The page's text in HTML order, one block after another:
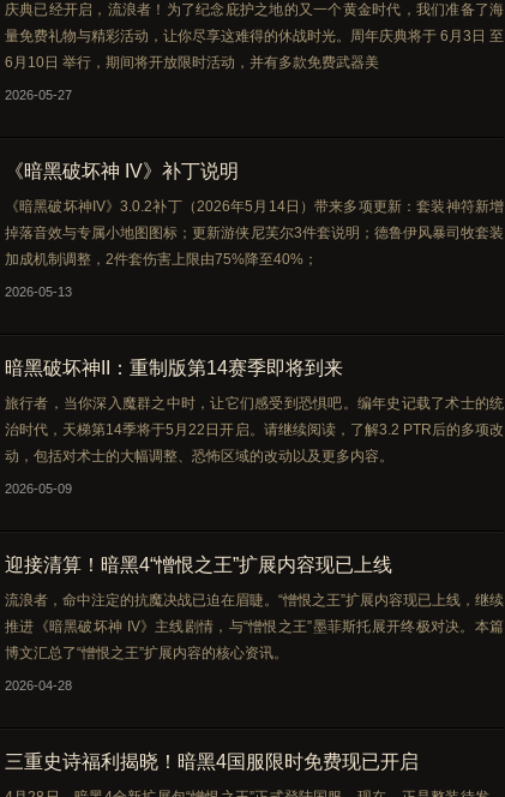
庆典已经开启，流浪者！为了纪念庇护之地的又一个黄金时代，我们准备了海
量免费礼物与精彩活动，让你尽享这难得的休战时光。周年庆典将于 6月3日 至
6月10日 举行，期间将开放限时活动，并有多款免费武器美
2026-05-27
《暗黑破坏神 IV》补丁说明
《暗黑破坏神IV》3.0.2补丁（2026年5月14日）带来多项更新：套装神符新增
掉落音效与专属小地图图标；更新游侠尼芙尔3件套说明；德鲁伊风暴司牧套装
加成机制调整，2件套伤害上限由75%降至40%；
2026-05-13
暗黑破坏神II：重制版第14赛季即将到来
旅行者，当你深入魔群之中时，让它们感受到恐惧吧。编年史记载了术士的统
治时代，天梯第14季将于5月22日开启。请继续阅读，了解3.2 PTR后的多项改
动，包括对术士的大幅调整、恐怖区域的改动以及更多内容。
2026-05-09
迎接清算！暗黑4“憎恨之王”扩展内容现已上线
流浪者，命中注定的抗魔决战已迫在眉睫。“憎恨之王”扩展内容现已上线，继续
推进《暗黑破坏神 IV》主线剧情，与“憎恨之王”墨菲斯托展开终极对决。本篇
博文汇总了“憎恨之王”扩展内容的核心资讯。
2026-04-28
三重史诗福利揭晓！暗黑4国服限时免费现已开启